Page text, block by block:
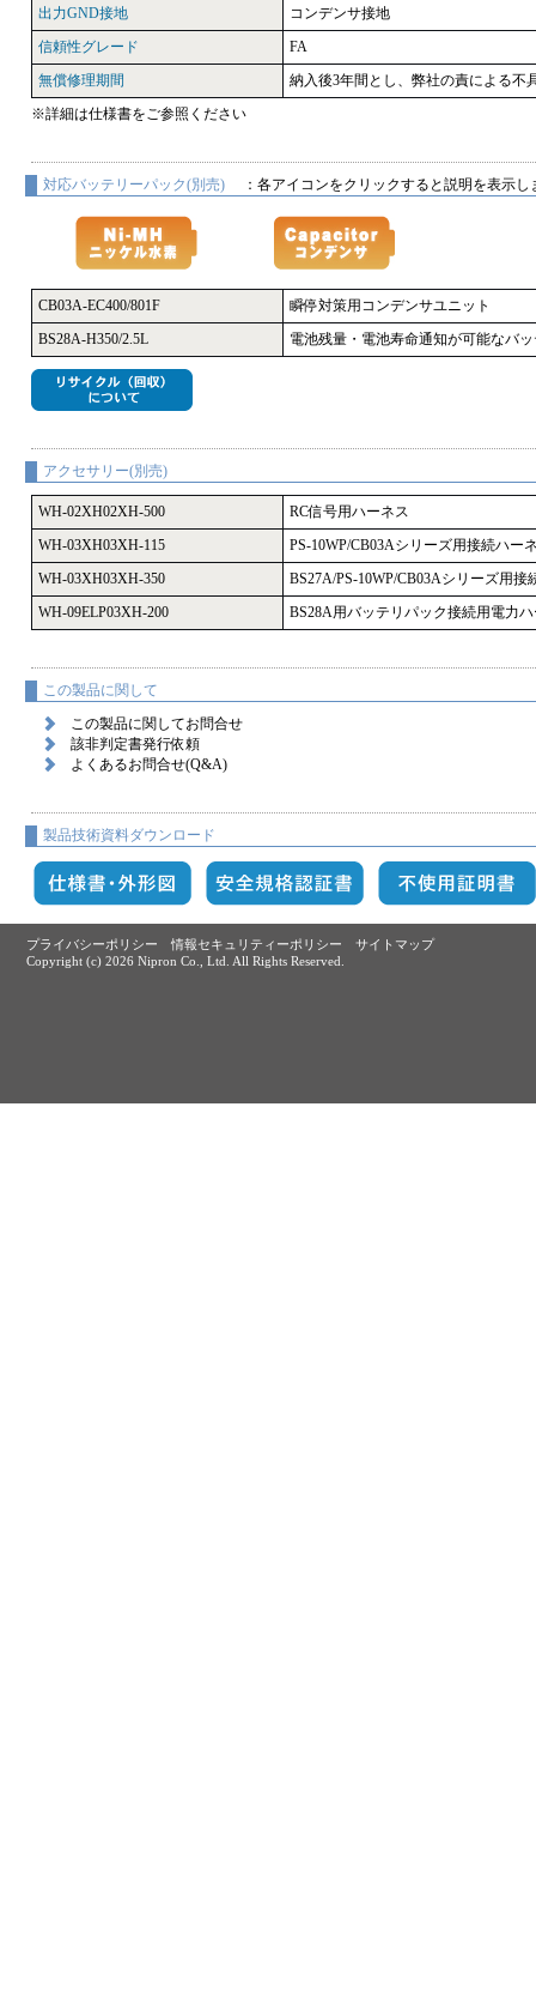
出力GND接地
コンデンサ接地
信頼性グレード
FA
無償修理期間
納入後3年間とし、弊社の責による不
※詳細は仕様書をご参照ください
対応バッテリーパック(別売) ：各アイコンをクリックすると説明を表示し
CB03A-EC400/801F
瞬停対策用コンデンサユニット
BS28A-H350/2.5L
電池残量・電池寿命通知が可能なバ
アクセサリー(別売)
WH-02XH02XH-500
RC信号用ハーネス
WH-03XH03XH-115
PS-10WP/CB03Aシリーズ用接続ハー
WH-03XH03XH-350
BS27A/PS-10WP/CB03Aシリーズ用接
WH-09ELP03XH-200
BS28A用バッテリパック接続用電力
この製品に関して
この製品に関してお問合せ
該非判定書発行依頼
よくあるお問合せ(Q&A)
製品技術資料ダウンロード
プライバシーポリシー 情報セキュリティーポリシー
サイトマップ
Copyright (c) 2026 Nipron Co., Ltd. All Rights Reserved.